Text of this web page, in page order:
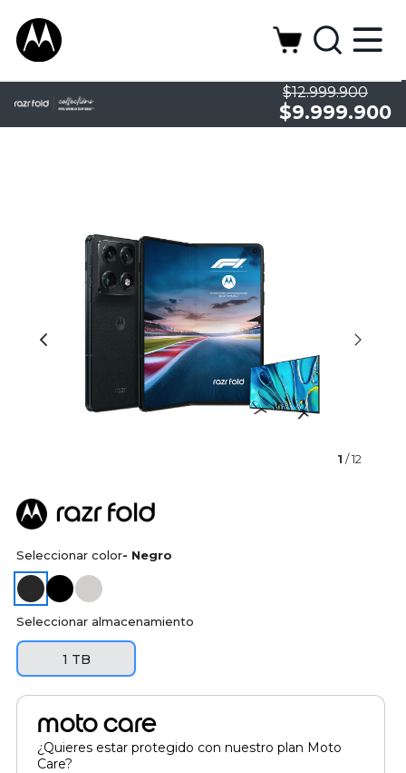
$12.999.900
$9.999.900
1 / 12
Seleccionar color- Negro
Seleccionar almacenamiento
1 TB
moto care
¿Quieres estar protegido con nuestro plan Moto
Care?